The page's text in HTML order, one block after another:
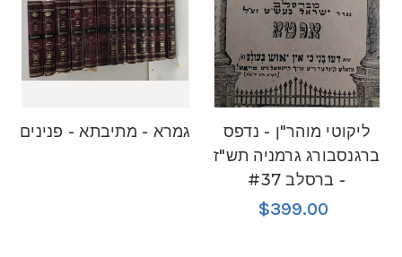
גמרא - מתיבתא - פנינים
ליקוטי מוהר"ן - נדפס
ברגנסבורג גרמניה תש"ז
- ברסלב #37
$399.00